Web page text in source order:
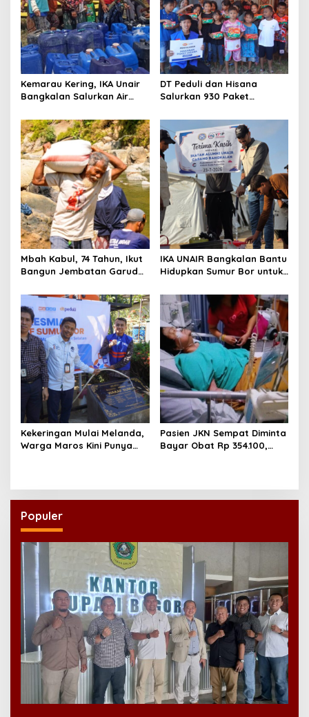
g
a
t
i
o
n
Kemarau Kering, IKA Unair
Bangkalan Salurkan Air
DT Peduli dan Hisana
Salurkan 930 Paket
Kebakaran Tallo
Mbah Kabul, 74 Tahun, Ikut
Bangun Jembatan Garuda
IKA UNAIR Bangkalan Bantu
Hidupkan Sumur Bor untuk
Kekeringan Mulai Melanda,
Warga Maros Kini Punya
Pasien JKN Sempat Diminta
Bayar Obat Rp 354.100,
Populer